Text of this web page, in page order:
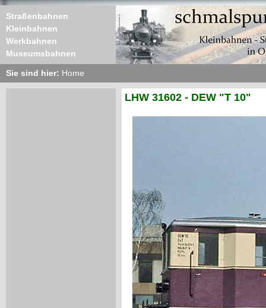
Straßenbahnen
Kleinbahnen
Werkbahnen
Museumsbahnen
Sie sind hier: Home
LHW 31602 - DEW "T 10"